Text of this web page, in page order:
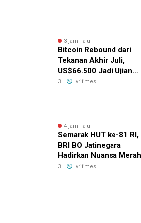
3 jam lalu
Bitcoin Rebound dari
Tekanan Akhir Juli,
US$66.500 Jadi Ujian
Berikutnya
3 vritimes
4 jam lalu
Semarak HUT ke-81 RI,
BRI BO Jatinegara
Hadirkan Nuansa Merah
Putih di Lingkungan
3 vritimes